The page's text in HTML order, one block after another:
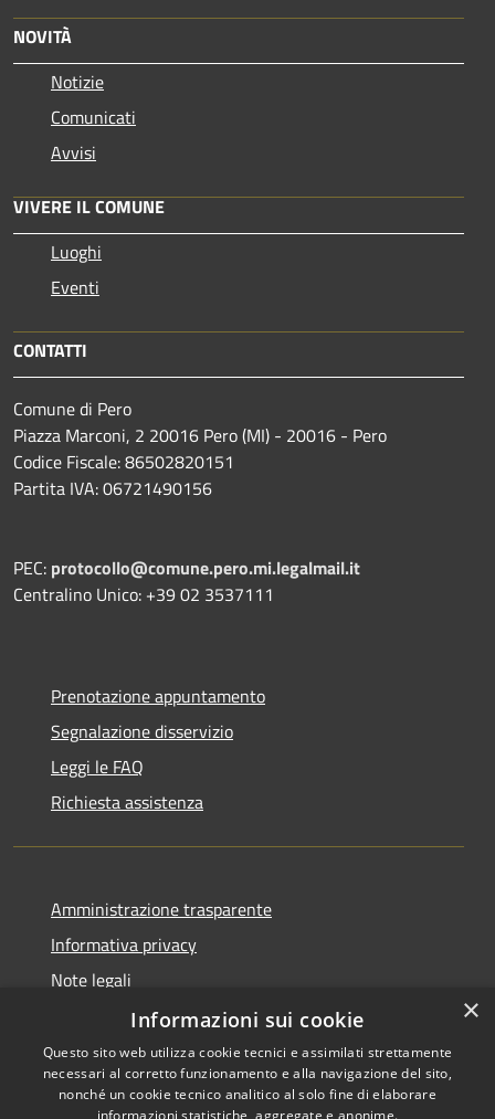
NOVITÀ
Notizie
Comunicati
Avvisi
VIVERE IL COMUNE
Luoghi
Eventi
CONTATTI
Comune di Pero
Piazza Marconi, 2 20016 Pero (MI) - 20016 - Pero
Codice Fiscale: 86502820151
Partita IVA: 06721490156
PEC: protocollo@comune.pero.mi.legalmail.it
Centralino Unico: +39 02 3537111
Prenotazione appuntamento
Segnalazione disservizio
Leggi le FAQ
Richiesta assistenza
Amministrazione trasparente
Informativa privacy
Note legali
Dichiarazione di accessibilità
×
Informazioni sui cookie
Questo sito web utilizza cookie tecnici e assimilati strettamente
necessari al corretto funzionamento e alla navigazione del sito,
nonché un cookie tecnico analitico al solo fine di elaborare
informazioni statistiche, aggregate e anonime.